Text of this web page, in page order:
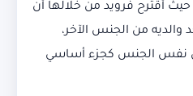
حيث أقترح فرويد من خلالها أن
من الجنس الآخر،
نفس الجنس كجزء أساسي